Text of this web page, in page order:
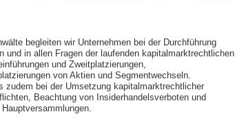
begleiten wir Unternehmen bei der Durchführung
und in allen Fragen der laufenden kapitalmarktrechtlichen
und Zweitplatzierungen,
von Aktien und Segmentwechseln.
zudem bei der Umsetzung kapitalmarktrechtlicher
Beachtung von Insiderhandelsverboten und